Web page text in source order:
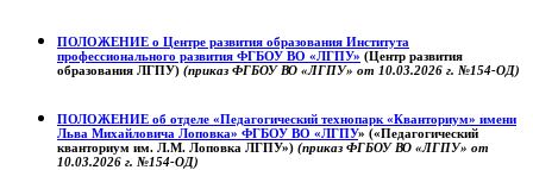
ПОЛОЖЕНИЕ о Центре развития образования Института
профессионального развития ФГБОУ ВО «ЛГПУ» (Центр развития
образования ЛГПУ) (приказ ФГБОУ ВО «ЛГПУ» от 10.03.2026 г. №154-ОД)
ПОЛОЖЕНИЕ об отделе «Педагогический технопарк «Кванториум» имени
Льва Михайловича Лоповка» ФГБОУ ВО «ЛГПУ» («Педагогический
кванториум им. Л.М. Лоповка ЛГПУ») (приказ ФГБОУ ВО «ЛГПУ» от
10.03.2026 г. №154-ОД)